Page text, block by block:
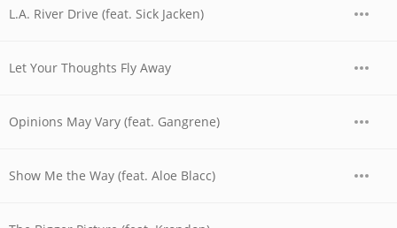
L.A. River Drive (feat. Sick Jacken)
Let Your Thoughts Fly Away
Opinions May Vary (feat. Gangrene)
Show Me the Way (feat. Aloe Blacc)